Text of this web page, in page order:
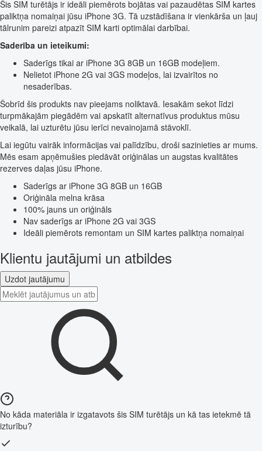
Šis SIM turētājs ir ideāli piemērots bojātas vai pazaudētas SIM kartes
paliktņa nomaiņai jūsu iPhone 3G. Tā uzstādīšana ir vienkārša un ļauj
tālrunim pareizi atpazīt SIM karti optimālai darbībai.
Saderība un ieteikumi:
Saderīgs tikai ar iPhone 3G 8GB un 16GB modeļiem.
Nelietot iPhone 2G vai 3GS modeļos, lai izvairītos no
nesaderības.
Šobrīd šis produkts nav pieejams noliktavā. Iesakām sekot līdzi
turpmākajām piegādēm vai apskatīt alternatīvus produktus mūsu
veikalā, lai uzturētu jūsu ierīci nevainojamā stāvoklī.
Lai iegūtu vairāk informācijas vai palīdzību, droši sazinieties ar mums.
Mēs esam apņēmušies piedāvāt oriģinālas un augstas kvalitātes
rezerves daļas jūsu iPhone.
Saderīgs ar iPhone 3G 8GB un 16GB
Oriģināla melna krāsa
100% jauns un oriģināls
Nav saderīgs ar iPhone 2G vai 3GS
Ideāli piemērots remontam un SIM kartes paliktņa nomaiņai
Klientu jautājumi un atbildes
Uzdot jautājumu
No kāda materiāla ir izgatavots šis SIM turētājs un kā tas ietekmē tā
izturību?